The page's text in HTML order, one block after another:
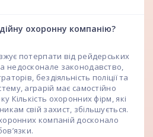
охоронну компанію?
потерпати від рейдерських
недосконале законодавство,
бездіяльність поліції та
аграрій має самостійно
Кількість охоронних фірм, які
свій захист, збільшується.
компаній досконало